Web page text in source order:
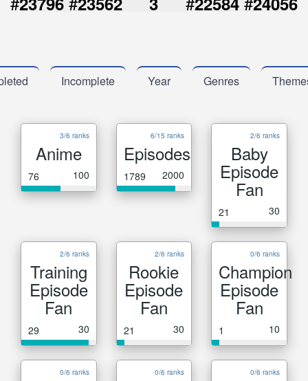
Incomplete Year Genres
3/6 ranks
Anime
76 100
6/15 ranks
Episodes
1789 2000
2/6 ranks
Baby
Episode
Fan
21 30
2/6 ranks
Training
Episode
Fan
29 30
2/6 ranks
Rookie
Episode
Fan
21 30
0/6 ranks
Champion
Episode
Fan
1 10
0/6 ranks 0/6 ranks 0/6 ranks